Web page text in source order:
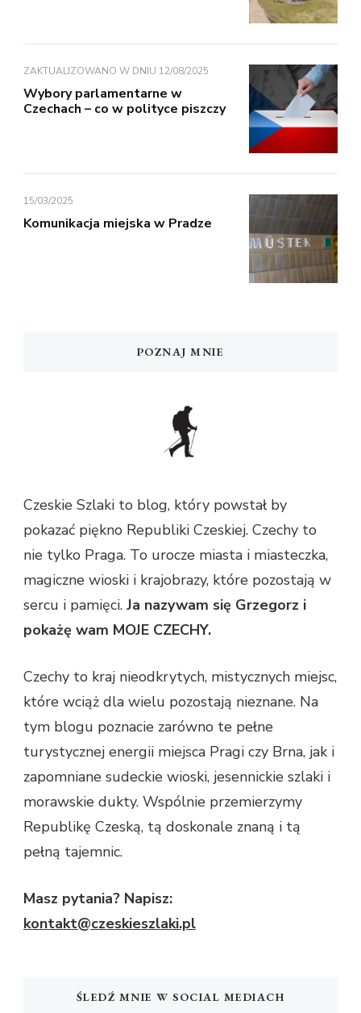
ZAKTUALIZOWANO W DNIU 12/08/2025
Wybory parlamentarne w
Czechach – co w polityce piszczy
15/03/2025
Komunikacja miejska w Pradze
POZNAJ MNIE
Czeskie Szlaki to blog, który powstał by
pokazać piękno Republiki Czeskiej. Czechy to
nie tylko Praga. To urocze miasta i miasteczka,
magiczne wioski i krajobrazy, które pozostają w
sercu i pamięci. Ja nazywam się Grzegorz i
pokażę wam MOJE CZECHY.
Czechy to kraj nieodkrytych, mistycznych miejsc,
które wciąż dla wielu pozostają nieznane. Na
tym blogu poznacie zarówno te pełne
turystycznej energii miejsca Pragi czy Brna, jak i
zapomniane sudeckie wioski, jesennickie szlaki i
morawskie dukty. Wspólnie przemierzymy
Republikę Czeską, tą doskonale znaną i tą
pełną tajemnic.
Masz pytania? Napisz:
kontakt@czeskieszlaki.pl
ŚLEDŹ MNIE W SOCIAL MEDIACH